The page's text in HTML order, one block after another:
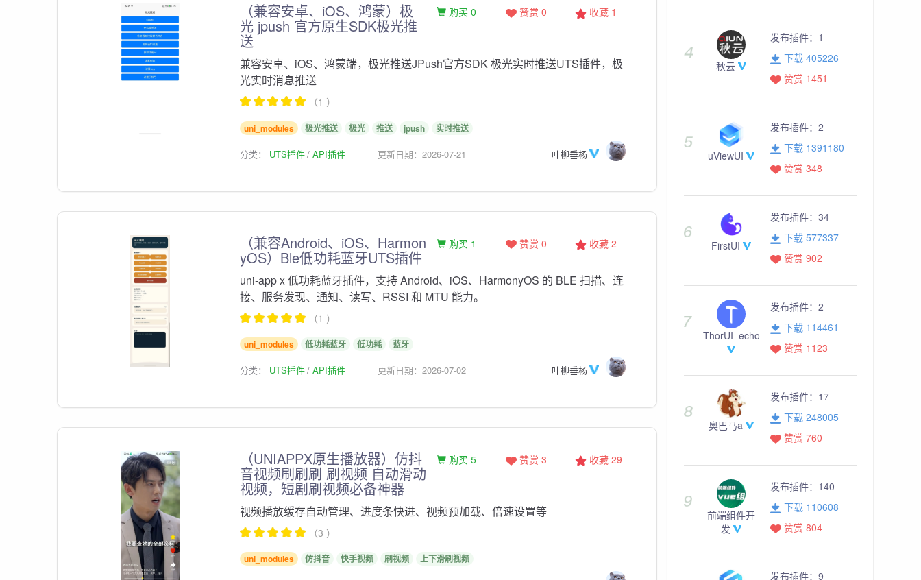
（兼容安卓、iOS、鸿蒙）极
光 jpush 官方原生SDK极光推
送
收藏 1
赞赏 0
购买 0
兼容安卓、iOS、鸿蒙端，极光推送JPush官方SDK 极光实时推送UTS插件，极
光实时消息推送
（1 ）
uni_modules 极光推送 极光 推送 jpush 实时推送
分类： UTS插件 API插件 更新日期：2026-07-21 叶柳垂杨
（兼容Android、iOS、Harmon
yOS）Ble低功耗蓝牙UTS插件
收藏 2
赞赏 0
购买 1
uni-app x 低功耗蓝牙插件，支持 Android、iOS、HarmonyOS 的 BLE 扫描、连
接、服务发现、通知、读写、RSSI 和 MTU 能力。
（1 ）
uni_modules 低功耗蓝牙 低功耗 蓝牙
分类： UTS插件 API插件 更新日期：2026-07-02 叶柳垂杨
（UNIAPPX原生播放器）仿抖
音视频刷刷刷 刷视频 自动滑动
视频，短剧刷视频必备神器
收藏 29
赞赏 3
购买 5
视频播放缓存自动管理、进度条快进、视频预加载、倍速设置等
（3 ）
uni_modules 仿抖音 快手视频 刷视频 上下滑刷视频
秋云
发布插件： 1
下载 405226
赞赏 1451
uViewUI
发布插件： 2
下载 1391180
赞赏 348
FirstUI
发布插件： 34
下载 577337
赞赏 902
ThorUI_echo
发布插件： 2
下载 114461
赞赏 1123
奥巴马a
发布插件： 17
下载 248005
赞赏 760
前端组件开
发
发布插件： 140
下载 110608
赞赏 804
发布插件： 9